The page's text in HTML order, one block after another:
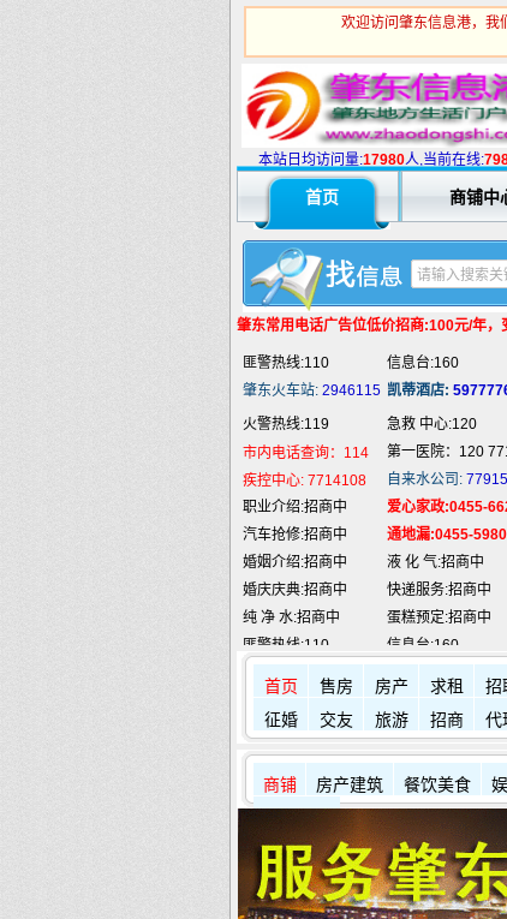
欢迎访问肇东信息港，我
本站日均访问量:17980人,当前在线:
首页 商铺中
肇东常用电话广告位低价招商:100元/年
火警热线:119 急救 中心:120
市内电话查询：114
第一医院：120
疾控中心:7714108 自来水公司:
职业介绍:招商中
爱心家政:0455-
婚姻介绍:招商中
液 化 气:招商中
婚庆庆典:招商中
快递服务:招商中
纯 净 水:招商中
匪警热线:110
信息台:160
肇东火车站:
凯蒂酒店:
火警热线:119
急救 中心:120
市内电话查询：114
第一医院：120
疾控中心:7714108 自来水公司:
爱心家政:0455-
汽车抢修:招商中
通地漏:0455-
婚姻介绍:招商中
液 化 气:招商中
婚庆庆典:招商中
快递服务:招商中
纯 净 水:招商中
蛋糕预定:招商中
匪警热线:110
信息台:160
肇东火车站:
凯蒂酒店:
首页 售房 房产 求租 招
征婚
交友 旅游 招商 代
商铺 房产建筑 餐饮美食